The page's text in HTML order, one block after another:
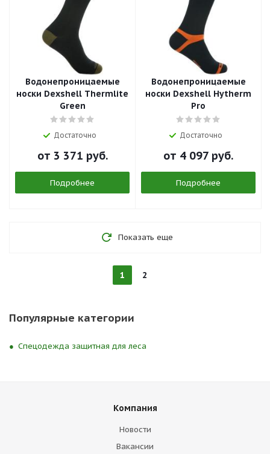
Водонепроницаемые
носки Dexshell Thermlite
Green
Достаточно
от 3 371 руб.
Подробнее
Водонепроницаемые
носки Dexshell Hytherm
Pro
Достаточно
от 4 097 руб.
Подробнее
Показать еще
1 2
Популярные категории
Спецодежда защитная для леса
Компания
Новости
Вакансии